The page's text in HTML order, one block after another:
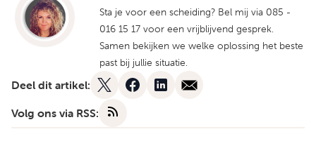
Sta je voor een scheiding? Bel mij via 085 -
016 15 17 voor een vrijblijvend gesprek.
Samen bekijken we welke oplossing het beste
past bij jullie situatie.
Deel dit artikel:
Volg ons via RSS: